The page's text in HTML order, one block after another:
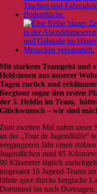
Mit starkem Teamgeist und
Held:innen aus unserer
Tagen zurück und
Bergtour sogar den ersten
der 5. Heldin im Team,
Glückwunsch – wir sind
Zum zweiten Mal nahm unser
an der „Tour de Jugendhilfe“
vergangenen Jahr einen
Jugendlichen rund 85
90 Kilometer täglich
insgesamt 16 Jugend-Teams
führte quer durchs bergische
Dortmund bis nach Dormagen.